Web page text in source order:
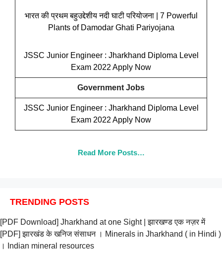
भारत की प्रथम बहुउद्देशीय नदी घाटी परियोजना | 7 Powerful
Plants of Damodar Ghati Pariyojana
JSSC Junior Engineer : Jharkhand Diploma Level
Exam 2022 Apply Now
Government Jobs
JSSC Junior Engineer : Jharkhand Diploma Level
Exam 2022 Apply Now
Read More Posts…
TRENDING POSTS
[PDF Download] Jharkhand at one Sight | झारखण्ड एक नज़र में
[PDF] झारखंड के खनिज संसाधन । Minerals in Jharkhand ( in Hindi )
। Indian mineral resources